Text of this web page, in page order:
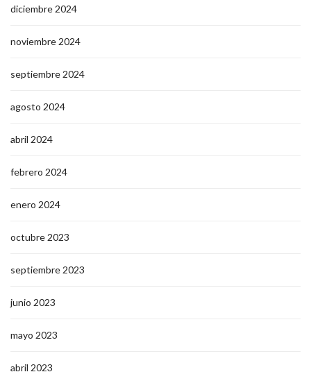
diciembre 2024
noviembre 2024
septiembre 2024
agosto 2024
abril 2024
febrero 2024
enero 2024
octubre 2023
septiembre 2023
junio 2023
mayo 2023
abril 2023